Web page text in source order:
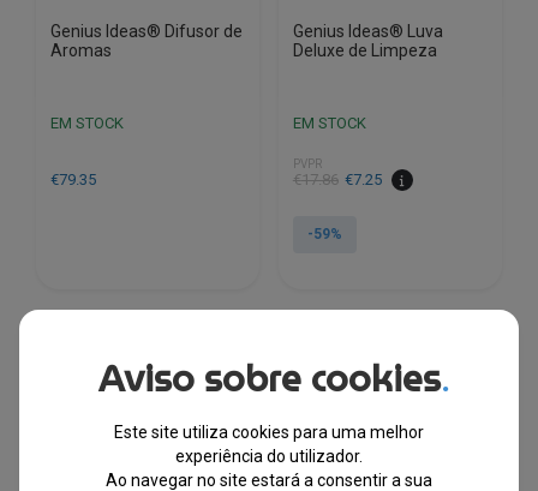
Genius Ideas® Difusor de
Aromas
EM STOCK
€79.35
Genius Ideas® Luva
Deluxe de Limpeza
EM STOCK
PVPR
€17.86
O
original
€7.25
O
atual
-59%
Aviso sobre cookies.
Este site utiliza cookies para uma melhor
experiência do utilizador.
Ao navegar no site estará a consentir a sua